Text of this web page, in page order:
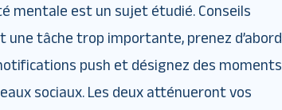
mentale est un sujet étudié. Conseils
tâche trop importante, prenez d’abord
push et désignez des moments
sociaux. Les deux atténueront vos